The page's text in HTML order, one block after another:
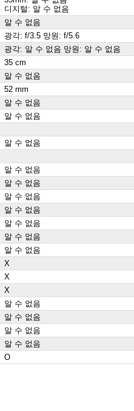
디지털: 알 수 없음
알 수 없음
광각: f/3.5 망원: f/5.6
광각: 알 수 없음 망원: 알 수 없음
35 cm
알 수 없음
52 mm
알 수 없음
알 수 없음
알 수 없음
알 수 없음
알 수 없음
알 수 없음
알 수 없음
알 수 없음
알 수 없음
알 수 없음
X
X
X
알 수 없음
알 수 없음
알 수 없음
알 수 없음
O